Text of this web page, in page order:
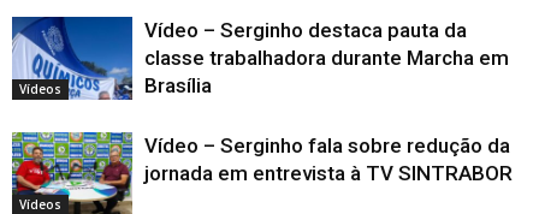
Vídeos
Vídeo – Serginho destaca pauta da
classe trabalhadora durante Marcha em
Brasília
Vídeos
Vídeo – Serginho fala sobre redução da
jornada em entrevista à TV SINTRABOR